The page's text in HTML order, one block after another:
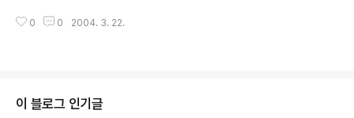
0 0 2004. 3. 22.
이 블로그 인기글